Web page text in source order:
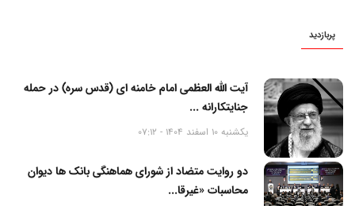
پربازدید
آیت الله العظمی امام خامنه ای (قدس سره) در حمله
جنایتکارانه ...
یکشنبه 10 اسفند 1404 - 07:12
دو روایت متضاد از شورای هماهنگی بانک ها دیوان
محاسبات «غیرقا...